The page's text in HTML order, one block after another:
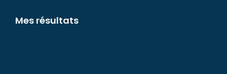
Mes résultats